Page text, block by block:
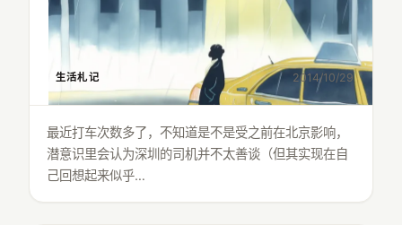
生活札记 2014/10/29
最近打车次数多了，不知道是不是受之前在北京影响，
潜意识里会认为深圳的司机并不太善谈（但其实现在自
己回想起来似乎…